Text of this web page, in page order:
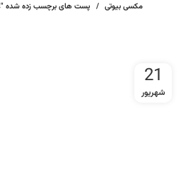
مکسی بیوتی پست های برچسب زده شده
21
شهریور